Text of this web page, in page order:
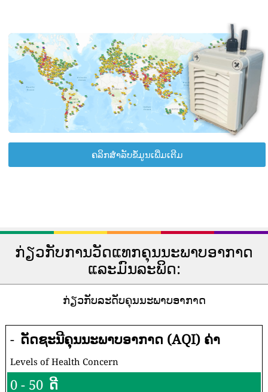
ຄລິກສຳລັບຂໍ້ມູນເພີ່ມເຕີມ
ກ່ຽວກັບການວັດແທກຄຸນນະພາບອາກາດ
ແລະມົນລະພິດ:
ກ່ຽວກັບລະດັບຄຸນນະພາບອາກາດ
- ດັດຊະນີຄຸນນະພາບອາກາດ (AQI) ຄ່າ
Levels of Health Concern
0 - 50 ດີ